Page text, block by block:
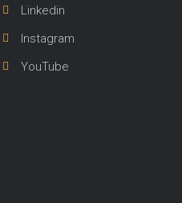
Linkedin
Instagram
YouTube